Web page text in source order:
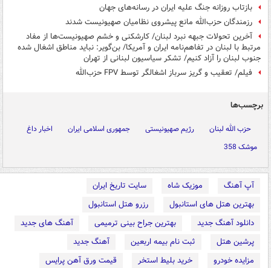
بازتاب روزانه جنگ علیه ایران در رسانه‌های جهان
رزمندگان حزب‌الله مانع پیشروی نظامیان صهیونیست شدند
آخرین تحولات جبهه نبرد لبنان/ کارشکنی و خشم صهیونیست‌ها از مفاد
مرتبط با لبنان در تفاهم‌نامه ایران و آمریکا/ بن‌گویر: نباید مناطق اشغال شده
جنوب لبنان را آزاد کنیم/ تشکر سیاسیون لبنانی از تهران
فیلم/ تعقیب و گریز سرباز اشغالگر توسط FPV حزب‌الله
برچسب‌ها
حزب الله لبنان رژیم صهیونیستی جمهوری اسلامی ایران
اخبار داغ
موشک 358
آپ آهنگ موزیک شاه
سایت تاریخ ایران
بهترین هتل های استانبول
رزرو هتل استانبول
دانلود آهنگ جدید
بهترین جراح بینی ترمیمی
آهنگ های جدید
پرشین هتل
ثبت نام بیمه اربعین
آهنگ جدید
مزایده خودرو
خرید بلیط استخر قیمت ورق آهن پرایس